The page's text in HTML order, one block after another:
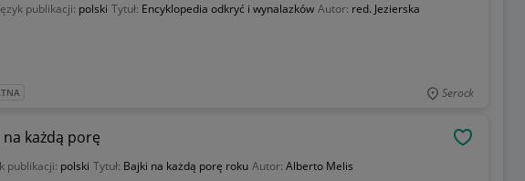
publikacji: polski Tytuł: Encyklopedia odkryć i wynalazków Autor: red. Jezierska
Serock
każdą porę
publikacji: polski Tytuł: Bajki na każdą porę roku Autor: Alberto Melis